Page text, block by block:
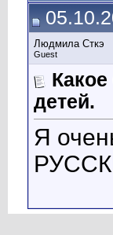
Людмила Сткэ
Guest
детей.
Я